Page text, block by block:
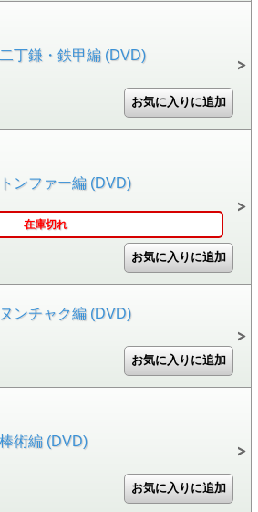
丁鎌・鉄甲編 (DVD)
ンファー編 (DVD)
在庫切れ
ンチャク編 (DVD)
術編 (DVD)